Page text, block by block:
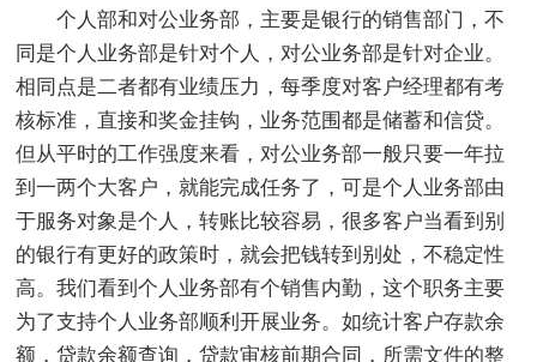
个人部和对公业务部，主要是银行的销售部门，不
同是个人业务部是针对个人，对公业务部是针对企业。
相同点是二者都有业绩压力，每季度对客户经理都有考
核标准，直接和奖金挂钩，业务范围都是储蓄和信贷。
但从平时的工作强度来看，对公业务部一般只要一年拉
到一两个大客户，就能完成任务了，可是个人业务部由
于服务对象是个人，转账比较容易，很多客户当看到别
的银行有更好的政策时，就会把钱转到别处，不稳定性
高。我们看到个人业务部有个销售内勤，这个职务主要
为了支持个人业务部顺利开展业务。如统计客户存款余
额，贷款余额查询，贷款审核前期合同，所需文件的整